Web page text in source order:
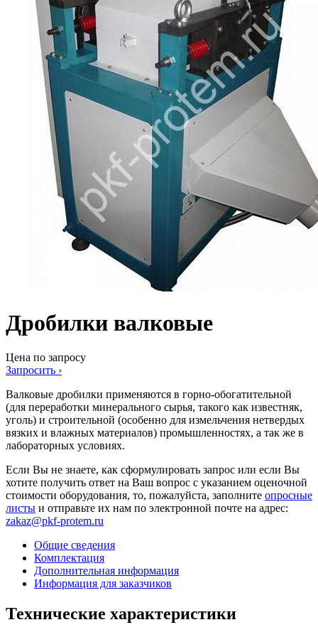
Дробилки валковые
Цена по запросу
Запросить ›
Валковые дробилки применяются в горно-обогатительной
(для переработки минерального сырья, такого как известняк,
уголь) и строительной (особенно для измельчения нетвердых
вязких и влажных материалов) промышленностях, а так же в
лабораторных условиях.
Если Вы не знаете, как сформулировать запрос или если Вы
хотите получить ответ на Ваш вопрос с указанием оценочной
стоимости оборудования, то, пожалуйста, заполните опросные
листы и отправьте их нам по электронной почте на адрес:
zakaz@pkf-protem.ru
Общие сведения
Комплектация
Дополнительная информация
Информация для заказчиков
Технические характеристики